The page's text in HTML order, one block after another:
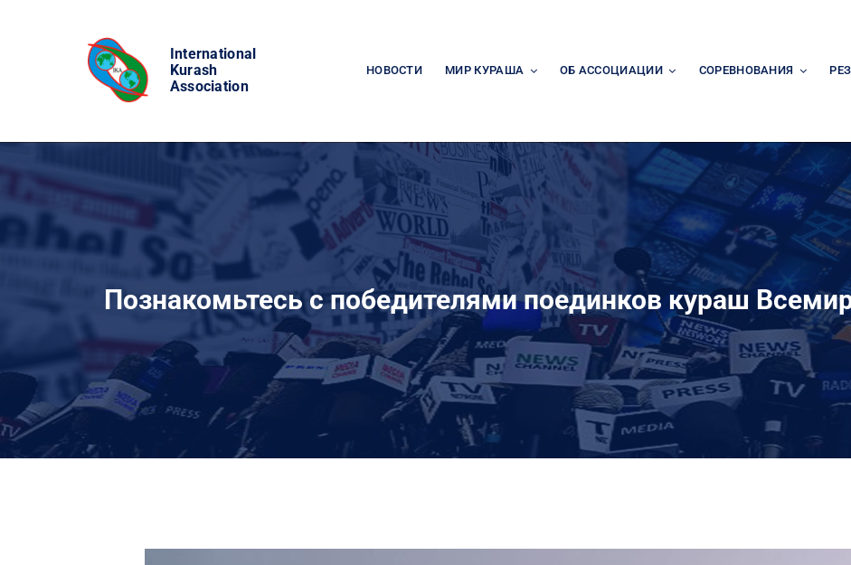
International
Kurash
Association
НОВОСТИ МИР КУРАША ОБ АССОЦИАЦИИ СОРЕВНОВАНИЯ
Познакомьтесь с победителями поединков кураш